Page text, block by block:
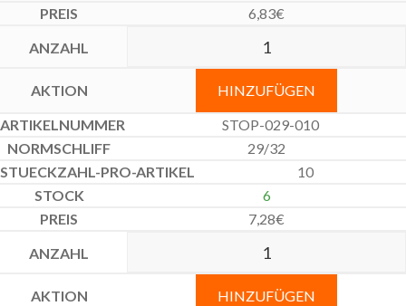
6,83€
HINZUFÜGEN
STOP-029-010
29/32
10
6
7,28€
HINZUFÜGEN